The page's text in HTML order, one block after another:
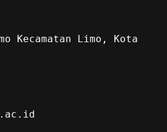
Kecamatan Limo, Kota